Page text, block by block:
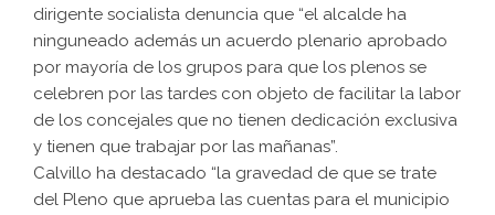
dirigente socialista denuncia que “el alcalde ha
ninguneado además un acuerdo plenario aprobado
por mayoría de los grupos para que los plenos se
celebren por las tardes con objeto de facilitar la labor
de los concejales que no tienen dedicación exclusiva
y tienen que trabajar por las mañanas”.
Calvillo ha destacado “la gravedad de que se trate
del Pleno que aprueba las cuentas para el municipio